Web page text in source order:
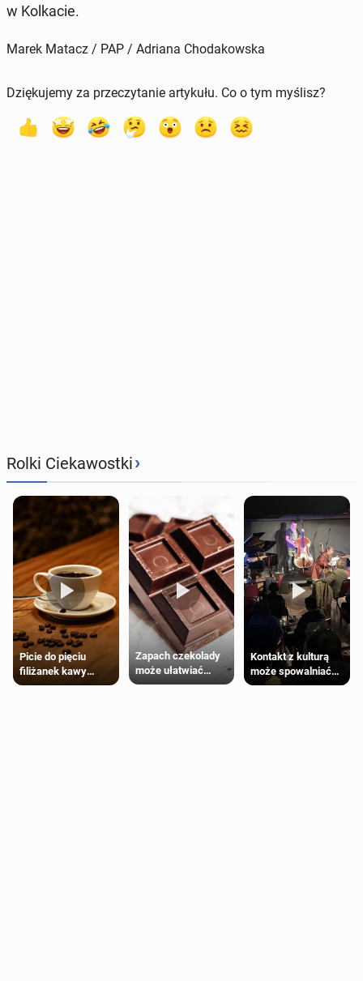
w Kol­ka­cie.
Marek Matacz / PAP / Adriana Chodakowska
Dziękujemy za przeczytanie artykułu. Co o tym myślisz?
Rolki Ciekawostki›
Picie do pięciu
filiżanek kawy
dziennie jest
Zapach czekolady
może ułatwiać
trening siłowy
Kontakt z kulturą
może spowalniać
starzenie